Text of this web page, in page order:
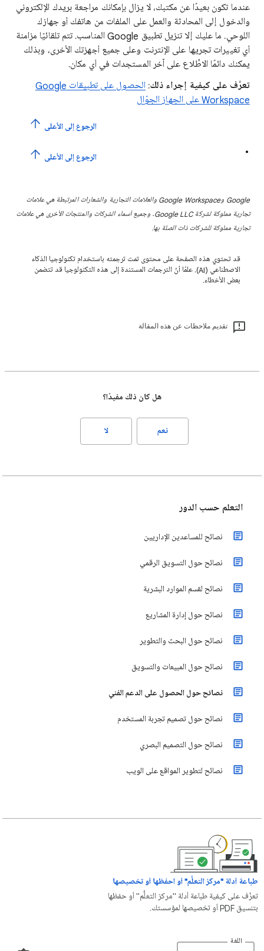
عندما تكون بعيدًا عن مكتبك، لا يزال بإمكانك مراجعة بريدك الإلكتروني
والدخول إلى المحادثة والعمل على الملفات من هاتفك أو جهازك
اللوحي. ما عليك إلا تنزيل تطبيق Google المناسب. تتم تلقائيًا مزامنة
أي تغييرات تجريها على الإنترنت وعلى جميع أجهزتك الأخرى، وبذلك
يمكنك دائمًا الاطِّلاع على آخر المستجدات في أي مكان.
تعرَّف على كيفية إجراء ذلك:
الحصول على تطبيقات Google
Workspace على الجهاز الجوّال
الرجوع إلى الأعلى
الرجوع إلى الأعلى
Google وGoogle Workspace والعلامات التجارية والشعارات المرتبطة هي علامات
تجارية مملوكة لشركة Google LLC. وجميع أسماء الشركات والمنتجات الأخرى هي علامات
تجارية مملوكة للشركات ذات الصلة بها.
قد تحتوي هذه الصفحة على محتوى تمت ترجمته باستخدام تكنولوجيا الذكاء
الاصطناعي (AI). علمًا أنّ الترجمات المستندة إلى هذه التكنولوجيا قد تتضمن
بعض الأخطاء.
تقديم ملاحظات عن هذه المقالة
هل كان ذلك مفيدًا؟
نعم لا
التعلم حسب الدور
نصائح للمساعدين الإداريين
نصائح حول التسويق الرقمي
نصائح لقسم الموارد البشرية
نصائح حول إدارة المشاريع
نصائح حول البحث والتطوير
نصائح حول المبيعات والتسويق
نصائح حول الحصول على الدعم الفني
نصائح حول تصميم تجربة المستخدم
نصائح حول التصميم البصري
نصائح لتطوير المواقع على الويب
طباعة أدلة "مركز التعلُّم" أو احفظها أو تخصيصها
تعرَّف على كيفية طباعة أدلة "مركز التعلُّم" أو حفظها
بتنسيق PDF أو تخصيصها لمؤسستك.
اللغة